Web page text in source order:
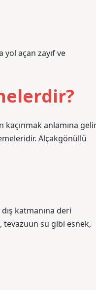
yol açan zayıf ve
anlamına
Alçakgönüllü
katmanına deri
tevazuun su gibi esnek,